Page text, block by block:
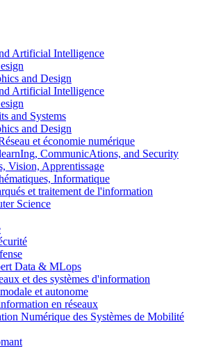
Artificial Intelligence
and Design
Artificial Intelligence
and Systems
and Design
et économie numérique
CommunicAtions, and Security
Vision, Apprentissage
Informatique
et traitement de l'information
Science
Data & MLops
et des systèmes d'information
et autonome
en réseaux
Numérique des Systèmes de Mobilité